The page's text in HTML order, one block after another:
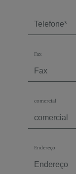
Fax
comercial
Endereço